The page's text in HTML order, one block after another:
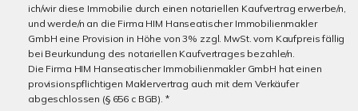
ich/wir diese Immobilie durch einen notariellen Kaufvertrag erwerbe/n,
und werde/n an die Firma HIM Hanseatischer Immobilienmakler
GmbH eine Provision in Höhe von 3% zzgl. MwSt. vom Kaufpreis fällig
bei Beurkundung des notariellen Kaufvertrages bezahle/n.
Die Firma HIM Hanseatischer Immobilienmakler GmbH hat einen
provisionspflichtigen Maklervertrag auch mit dem Verkäufer
abgeschlossen (§ 656 c BGB). *